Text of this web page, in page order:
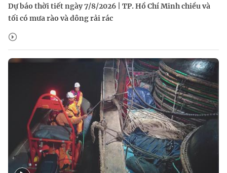
Dự báo thời tiết ngày 7/8/2026 | TP. Hồ Chí Minh chiều và
tối có mưa rào và dông rải rác